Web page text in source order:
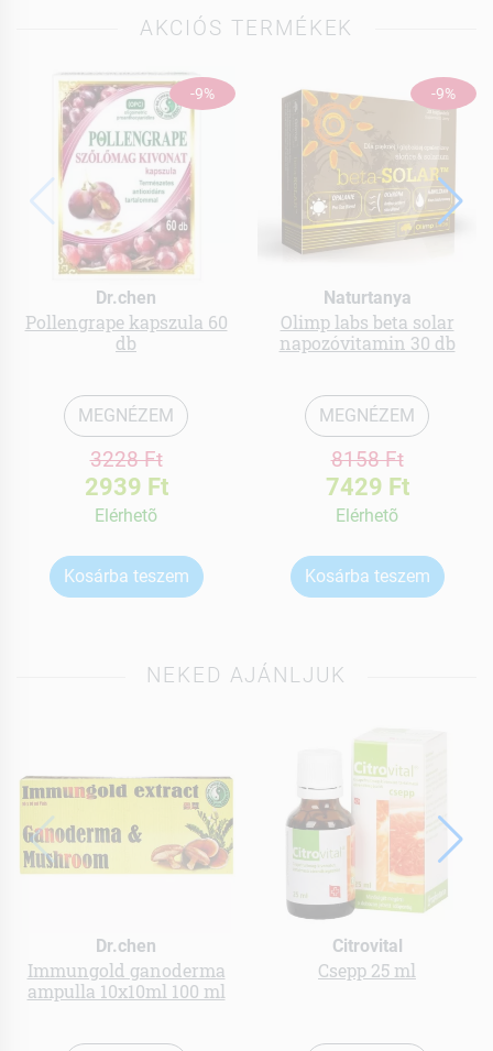
AKCIÓS TERMÉKEK
-9%
Dr.chen
Pollengrape kapszula 60
db
MEGNÉZEM
3228 Ft
2939 Ft
Elérhetõ
Kosárba teszem
-9%
Naturtanya
Olimp labs beta solar
napozóvitamin 30 db
MEGNÉZEM
8158 Ft
7429 Ft
Elérhetõ
Kosárba teszem
NEKED AJÁNLJUK
Dr.chen
Immungold ganoderma
ampulla 10x10ml 100 ml
Citrovital
Csepp 25 ml